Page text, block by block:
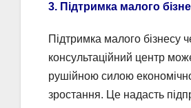
3. Підтримка малого
Підтримка малого бізнесу
консультаційний центр
рушійною силою
зростання. Це надасть